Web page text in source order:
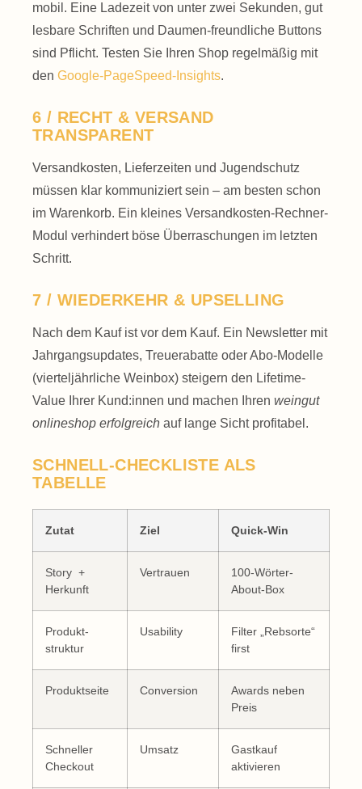
mobil. Eine Ladezeit von unter zwei Sekunden, gut
lesbare Schriften und Daumen-freundliche Buttons
sind Pflicht. Testen Sie Ihren Shop regelmäßig mit
den Google-PageSpeed-Insights.
6 / RECHT & VERSAND
TRANSPARENT
Versand­kosten, Liefer­zeiten und Jugend­schutz
müssen klar kommuniziert sein – am besten schon
im Warenkorb. Ein kleines Versand­kosten-Rechner-
Modul verhindert böse Überraschungen im letzten
Schritt.
7 / WIEDERKEHR & UPSELLING
Nach dem Kauf ist vor dem Kauf. Ein Newsletter mit
Jahrgangs­updates, Treue­rabatte oder Abo-Modelle
(viertel­jährliche Wein­box) steigern den Life­time-
Value Ihrer Kund:innen und machen Ihren weingut
onlineshop erfolgreich auf lange Sicht profitabel.
SCHNELL-CHECKLISTE ALS
TABELLE
Zutat Ziel Quick-Win
Story +
Herkunft
Vertrauen
100-Wörter-
About-Box
Produkt­
struktur
Usability
Filter „Rebsorte“
first
Produkt­seite Conversion
Awards neben
Preis
Schneller
Checkout
Umsatz
Gastkauf
aktivieren